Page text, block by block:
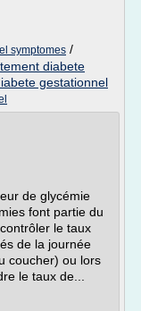
symptomes /
diabete
gestationnel
de glycémie
font partie du
le taux
de la journée
coucher) ou lors
le taux de...